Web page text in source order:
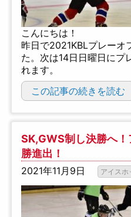
こんにちは！
昨日で2021KBLプレーオ
た。次は14日日曜日にプ
れます。
この記事の続きを読む
SK,GWS制し決勝へ
勝進出！
2021年11月9日 アイスホ